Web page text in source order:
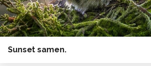
Sunset samen.